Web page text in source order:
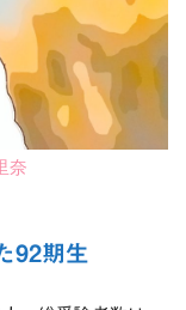
奈
92期生